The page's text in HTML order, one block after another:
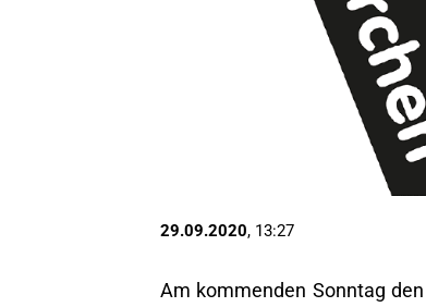
29.09.2020, 13:27
Am kommenden Sonntag